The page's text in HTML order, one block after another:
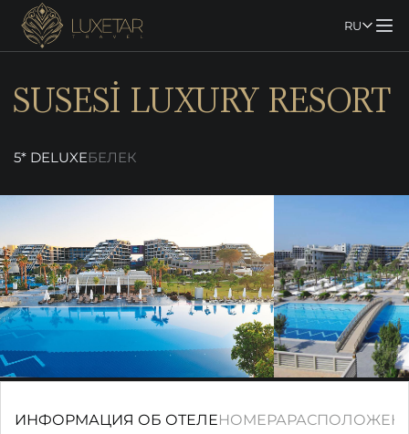
RU
SUSESİ LUXURY RESORT
5* DELUXEБЕЛЕК
ИНФОРМАЦИЯ ОБ ОТЕЛЕНОМЕРА